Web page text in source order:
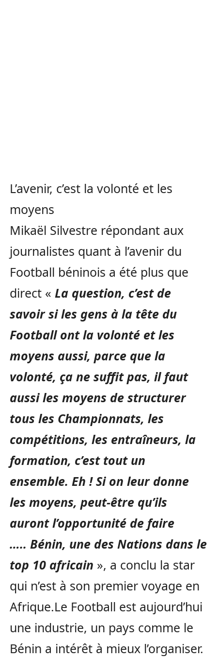
L’avenir, c’est la volonté et les
moyens
Mikaël Silvestre répondant aux
journalistes quant à l’avenir du
Football béninois a été plus que
direct « La question, c’est de
savoir si les gens à la tête du
Football ont la volonté et les
moyens aussi, parce que la
volonté, ça ne suffit pas, il faut
aussi les moyens de structurer
tous les Championnats, les
compétitions, les entraîneurs, la
formation, c’est tout un
ensemble. Eh !Si on leur donne
les moyens, peut-être qu’ils
auront l’opportunité de faire
….. Bénin, une des Nations dans le
top 10 africain », a conclu la star
qui n’est à son premier voyage en
Afrique.Le Football est aujourd’hui
une industrie, un pays comme le
Bénin a intérêt à mieux l’organiser.